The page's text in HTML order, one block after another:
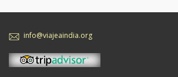
info@viajeaindia.org